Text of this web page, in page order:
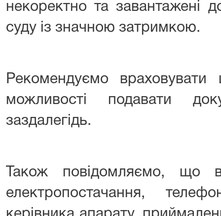
некоректно та завантажені
суду із значною затримкою.
Рекомендуємо
можливості подавати
заздалегідь.
Також повідомляємо, що
електропостачання,